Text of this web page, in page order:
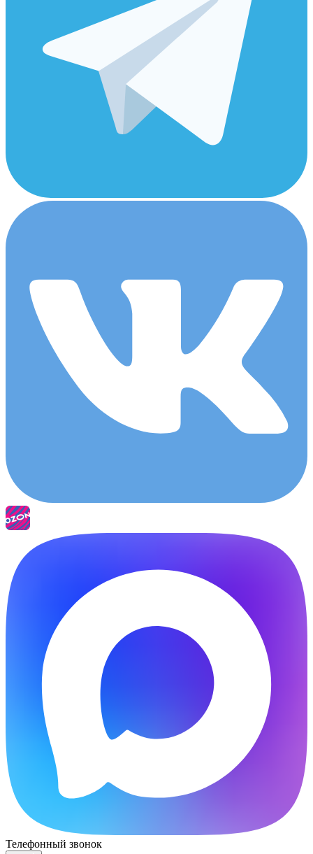
Телефонный звонок